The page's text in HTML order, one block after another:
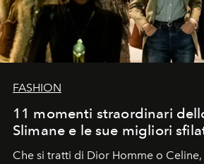
FASHION
11 momenti straordinari
Slimane e le sue migliori
Che si tratti di Dior Homme o